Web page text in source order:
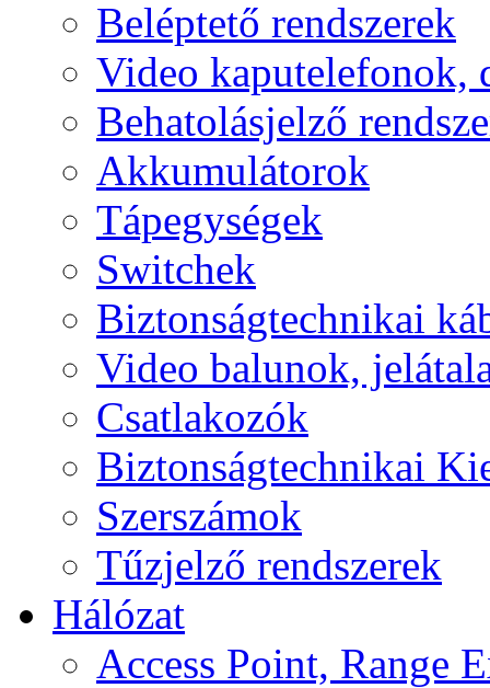
Beléptető rendszerek
Video kaputelefonok,
Behatolásjelző
Akkumulátorok
Tápegységek
Switchek
Biztonságtechnikai
Video balunok,
Csatlakozók
Biztonságtechnikai
Szerszámok
Tűzjelző rendszerek
Hálózat
Access Point, Range